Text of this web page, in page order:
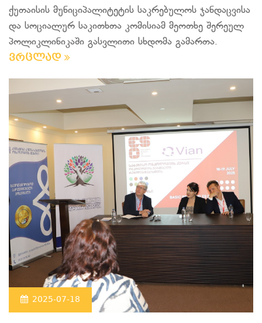
ქუთაისის მუნიციპალიტეტის საკრებულოს ჯანდაცვისა
და სოციალურ საკითხთა კომისიამ მეოთხე შერეულ
პოლიკლინიკაში გასვლითი სხდომა გამართა.
ვრცლად
2025-07-18